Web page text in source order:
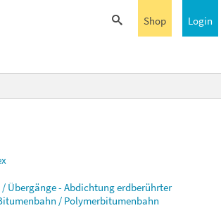
Login
Shop
/ Übergänge - Abdichtung erdberührter
/ Polymerbitumenbahn